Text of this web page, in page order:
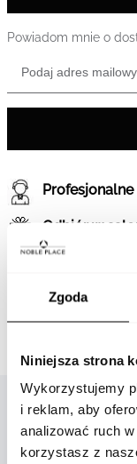
Zgoda
Niniejsza strona
Wykorzystujemy
i reklam, aby
analizować ruch
korzystasz z
Powiadom mnie o
Odbiór w
Gwarancja